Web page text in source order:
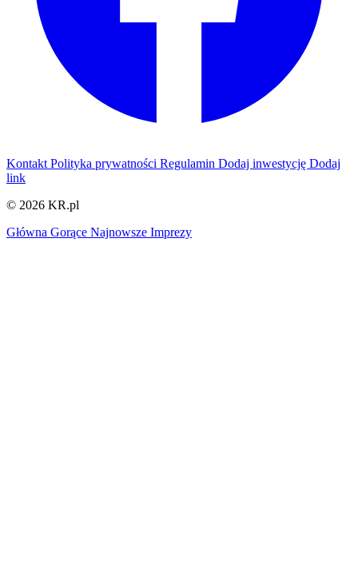
Kontakt Polityka prywatności Regulamin Dodaj inwestycję Dodaj
link
© 2026 KR.pl
Główna Gorące Najnowsze Imprezy